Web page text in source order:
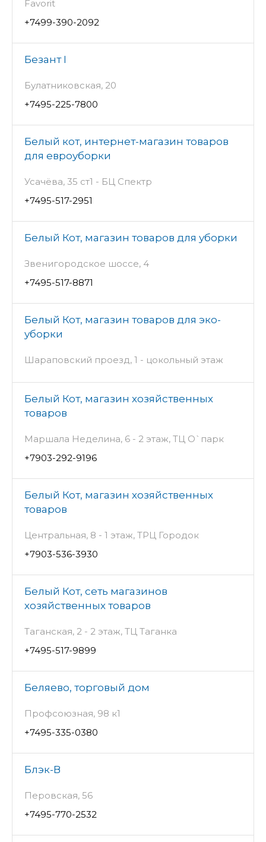
Favorit
+7499-390-2092
Безант I
Булатниковская, 20
+7495-225-7800
Белый кот, интернет-магазин товаров
для евроуборки
Усачёва, 35 ст1 - БЦ Спектр
+7495-517-2951
Белый Кот, магазин товаров для уборки
Звенигородское шоссе, 4
+7495-517-8871
Белый Кот, магазин товаров для эко-
уборки
Шараповский проезд, 1 - цокольный этаж
Белый Кот, магазин хозяйственных
товаров
Маршала Неделина, 6 - 2 этаж, ТЦ О`парк
+7903-292-9196
Белый Кот, магазин хозяйственных
товаров
Центральная, 8 - 1 этаж, ТРЦ Городок
+7903-536-3930
Белый Кот, сеть магазинов
хозяйственных товаров
Таганская, 2 - 2 этаж, ТЦ Таганка
+7495-517-9899
Беляево, торговый дом
Профсоюзная, 98 к1
+7495-335-0380
Блэк-В
Перовская, 56
+7495-770-2532